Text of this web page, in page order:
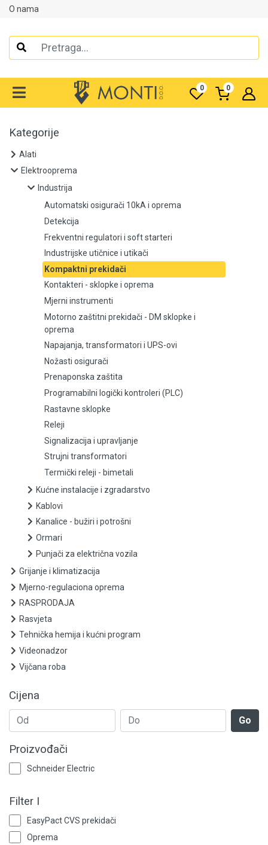
O nama
0 0
Alati
Automatski osigurači 10kA i oprema
Frekventni regulatori i soft starteri
Industrijske utičnice i utikači
Kompaktni prekidači
Kontakteri - sklopke i oprema
Mjerni instrumenti
Motorno zaštitni prekidači - DM sklopke i oprema
Napajanja, transformatori i UPS-ovi
Nožasti osigurači
Prenaponska zaštita
Programabilni logički kontroleri (PLC)
Rastavne sklopke
Signalizacija i upravljanje
Strujni transformatori
Kućne instalacije i zgradarstvo
Kablovi
Kanalice - bužiri i potrošni
Ormari
Punjači za električna vozila
Grijanje i klimatizacija
Rasvjeta
Tehnička hemija i kućni program
Kategorije
Alati
Elektrooprema
Industrija
Automatski osigurači 10kA i oprema
Detekcija
Frekventni regulatori i soft starteri
Industrijske utičnice i utikači
Kompaktni prekidači
Kontakteri - sklopke i oprema
Mjerni instrumenti
Motorno zaštitni prekidači - DM sklopke i
oprema
Napajanja, transformatori i UPS-ovi
Nožasti osigurači
Prenaponska zaštita
Programabilni logički kontroleri (PLC)
Rastavne sklopke
Releji
Signalizacija i upravljanje
Strujni transformatori
Termički releji - bimetali
Kućne instalacije i zgradarstvo
Kablovi
Kanalice - bužiri i potrošni
Ormari
Punjači za električna vozila
Grijanje i klimatizacija
Mjerno-regulaciona oprema
RASPRODAJA
Rasvjeta
Tehnička hemija i kućni program
Videonadzor
Vijčana roba
Cijena
Go
Proizvođači
Schneider Electric
Filter I
EasyPact CVS prekidači
Oprema